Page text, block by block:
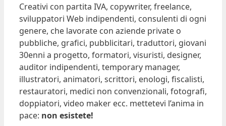
Creativi con partita IVA, copywriter, freelance,
sviluppatori Web indipendenti, consulenti di ogni
genere, che lavorate con aziende private o
pubbliche, grafici, pubblicitari, traduttori, giovani
30enni a progetto, formatori, visuristi, designer,
auditor indipendenti, temporary manager,
illustratori, animatori, scrittori, enologi, fiscalisti,
restauratori, medici non convenzionali, fotografi,
doppiatori, video maker ecc. mettetevi l’anima in
pace: non esistete!